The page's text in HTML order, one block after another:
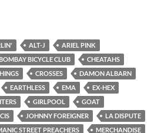
ALT-J
ARIEL PINK
BICYCLE CLUB
CHEATAHS
CROSSES
DAMON ALBARN
EARTHLESS EMA
EX-HEX
GIRLPOOL
GOAT
JOHNNY FOREIGNER
LA DISPUTE
STREET PREACHERS MERCHANDISE